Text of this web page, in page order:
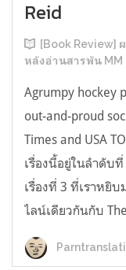
Reid
[Book Review]
หลังอ่านสารพัน MM
Agrumpy hockey
out-and-proud
Times and USA
เรื่องนี้อยู่ในลำดับ
เรื่องที่ 3 ที่เราหยิบ
ไลน์เดียวกันกับ